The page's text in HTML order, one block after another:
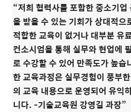
“저희 협력사를 포함한 중소기
을 받을 수 있는 기회가 상대적으
적합한 교육이 없거나 대부분 유
컨소시엄을 통해 실무와 현업에
로 수강할 수 있어 만족도가 높
한 교육과정은 실무경험이 풍부
의 교육 내용으로 운영되어 유익
니다. -기술교육원 강영길 과장”